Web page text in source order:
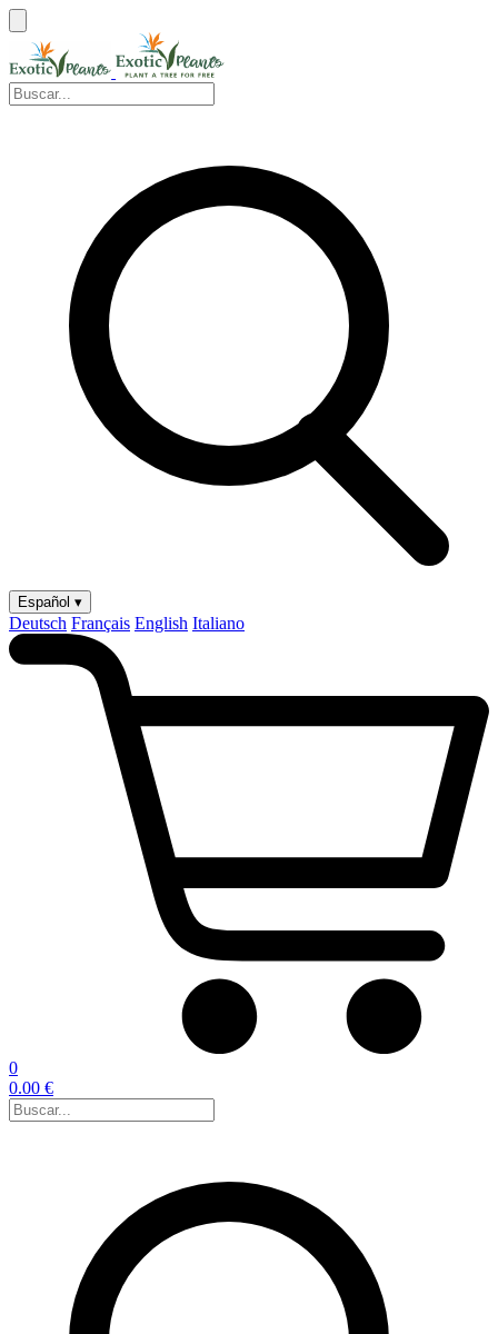
Español ▾
Deutsch Français English Italiano
0
0.00 €